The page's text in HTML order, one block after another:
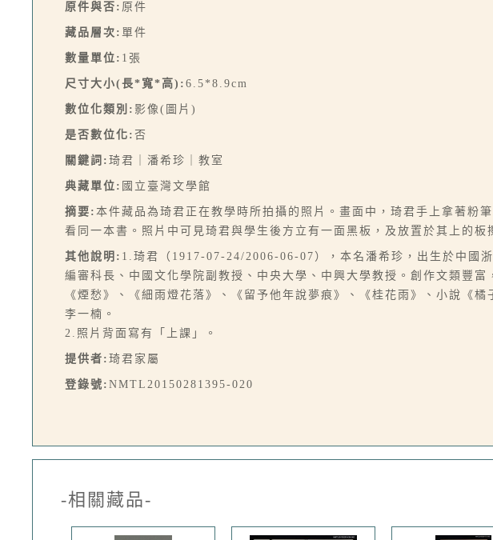
原件與否: 原件
藏品層次: 單件
數量單位: 1張
尺寸大小(長*寬*高): 6.5*8.9cm
數位化類別: 影像(圖片)
是否數位化: 否
關鍵詞: 琦君｜潘希珍｜教室
典藏單位: 國立臺灣文學館
摘要: 本件藏品為琦君正在教學時所拍攝的照片。畫面中，琦君手上拿著粉
看同一本書。照片中可見琦君與學生後方立有一面黑板，及放置於其上的
其他說明: 1.琦君（1917-07-24/2006-06-07），本名潘希珍，出生於中國
編審科長、中國文化學院副教授、中央大學、中興大學教授。創作文類豐
《煙愁》、《細雨燈花落》、《留予他年說夢痕》、《桂花雨》、小說《
李一楠。
2.照片背面寫有「上課」。
提供者: 琦君家屬
登錄號: NMTL20150281395-020
-相關藏品-